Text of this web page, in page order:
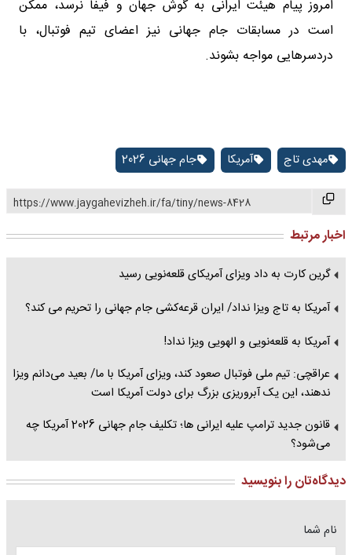
امروز پیام هیئت ایرانی به گوش جهان و فیفا نرسد، ممکن
است در مسابقات جام جهانی نیز اعضای تیم فوتبال، با
دردسرهایی مواجه بشوند.
مهدی تاج آمریکا جام جهانی 2026
https://www.jaygahevizheh.ir/fa/tiny/news-8428
اخبار مرتبط
گرین کارت به داد ویزای آمریکای قلعه‌نویی رسید
آمریکا به تاج ویزا نداد/ ایران قرعه‌کشی جام جهانی را تحریم می کند؟
آمریکا به قلعه‌نویی و الهویی ویزا نداد!
عراقچی: تیم ملی فوتبال صعود کند، ویزای آمریکا با ما/ بعید می‌دانم ویزا
ندهند، این یک آبروریزی بزرگ برای دولت آمریکا است
قانون جدید ترامپ علیه ایرانی‌ ها؛ تکلیف جام جهانی 2026 آمریکا چه
می‌شود؟
دیدگاه‌تان را بنویسید
نام شما